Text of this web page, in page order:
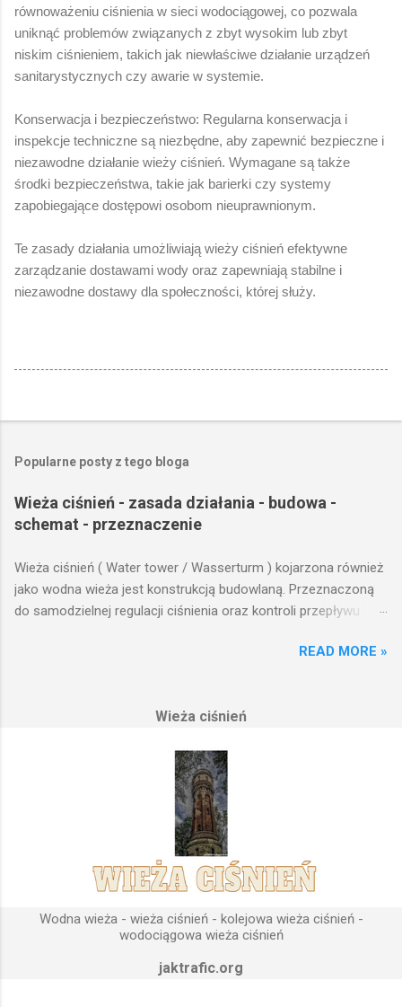
równoważeniu ciśnienia w sieci wodociągowej, co pozwala
uniknąć problemów związanych z zbyt wysokim lub zbyt
niskim ciśnieniem, takich jak niewłaściwe działanie urządzeń
sanitarystycznych czy awarie w systemie.
Konserwacja i bezpieczeństwo: Regularna konserwacja i
inspekcje techniczne są niezbędne, aby zapewnić bezpieczne i
niezawodne działanie wieży ciśnień. Wymagane są także
środki bezpieczeństwa, takie jak barierki czy systemy
zapobiegające dostępowi osobom nieuprawnionym.
Te zasady działania umożliwiają wieży ciśnień efektywne
zarządzanie dostawami wody oraz zapewniają stabilne i
niezawodne dostawy dla społeczności, której służy.
Popularne posty z tego bloga
Wieża ciśnień - zasada działania - budowa -
schemat - przeznaczenie
Wieża ciśnień ( Water tower / Wasserturm ) kojarzona również
jako wodna wieża jest konstrukcją budowlaną. Przeznaczoną
do samodzielnej regulacji ciśnienia oraz kontroli przepływu
na którym została wzniesiona. Wieża ciśnień jest obiektem
fundamenty modułu infrastruktury wodnej, zaplanowanej dla
Podstawową funkcją wież ciśnień jest zwiększanie ciśnienia
wody do dystrybucji. Zasada działania wieży ciśnień Cechą
priorytetową przy projektowaniu wieży ciśnień jest wyszukanie
odpowiedniego terenu pod przyszłe fundamenty obiektu.
Konstrukcja, aby mogła być w pełni funkcjonalna musi zostać
wybudowana na najwyższym lokalnym wzniesieniu. Ponieważ
gromadząca się woda w zbiorniku wieży ciśnień musi być
umieszczona wyżej, niż instalacje wodne znajdujące się u
odbiorców. Schema...
READ MORE »
Wieża ciśnień
Wodna wieża - wieża ciśnień - kolejowa wieża ciśnień -
wodociągowa wieża ciśnień
jaktrafic.org